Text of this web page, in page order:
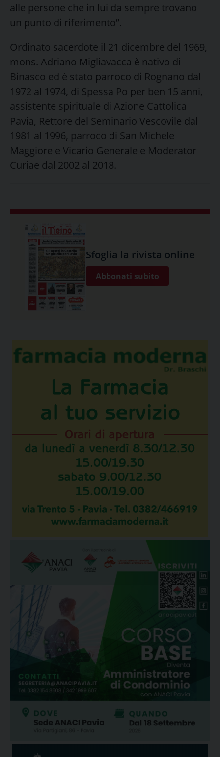
alle persone che in lui da sempre trovano
un punto di riferimento”.
Ordinato sacerdote il 21 dicembre del 1969,
mons. Adriano Migliavacca è nativo di
Binasco ed è stato parroco di Rognano dal
1972 al 1974, di Spessa Po per ben 15 anni,
assistente spirituale di Azione Cattolica
Pavia, Rettore del Seminario Vescovile dal
1981 al 1996, parroco di San Michele
Maggiore e Vicario Generale e Moderator
Curiae dal 2002 al 2018.
Sfoglia la rivista online
Abbonati subito